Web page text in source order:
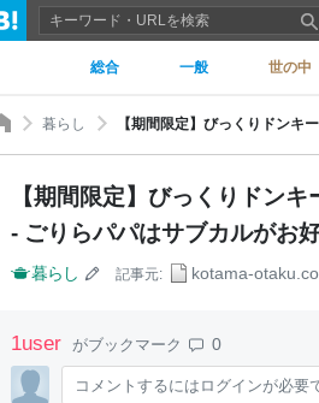
総合 一般 世の中
暮らし
【期間限定】びっくりドン
- ごりらパパはサブカルがお
暮らし 記事元: kotama-
1user がブックマーク 0
コメントするにはログインが必要